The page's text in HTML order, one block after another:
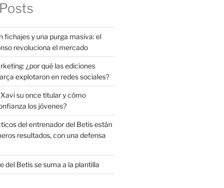
fichajes y una purga masiva: el
revoluciona el mercado
¿por qué las ediciones
explotaron en redes sociales?
su once titular y cómo
los jóvenes?
del entrenador del Betis están
resultados, con una defensa
del Betis se suma a la plantilla